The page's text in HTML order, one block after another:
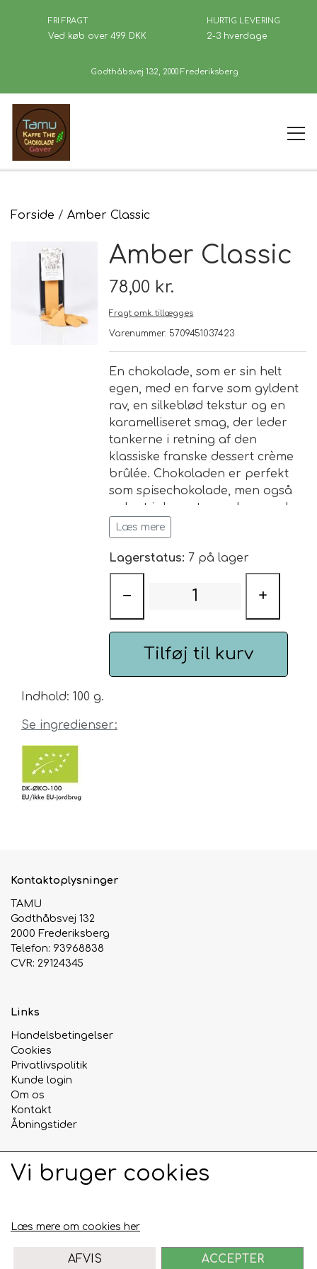
FRI FRAGT
Ved køb over 499 DKK
HURTIG LEVERING
2-3 hverdage
Godthåbsvej 132, 2000 Frederiksberg
Forside
Kaffe
Se Butikken
Brand
Te
Løsvægt teer
Sort Te
Grøn Te
Rooibush
Urte & Frugt teer
Husets Teblandinger
Chaplon Te
Kusmi Te
Nyheder
Åbningstider
Forside Amber Classic
Amber Classic
78,00 kr.
Fragt omk. tillægges
Varenummer: 5709451037423
En chokolade, som er sin helt
egen, med en farve som gyldent
rav, en silkeblød tekstur og en
karamelliseret smag, der leder
tankerne i retning af den
klassiske franske dessert crème
brûlée. Chokoladen er perfekt
som spisechokolade, men også
oplagt i desserter og bagværk.
Læs mere
Lagerstatus: 7 på lager
− +
Tilføj til kurv
Indhold: 100 g.
Se ingredienser:
Kontaktoplysninger
TAMU
Godthåbsvej 132
2000 Frederiksberg
Telefon: 93968838
CVR: 29124345
Links
Handelsbetingelser
Cookies
Privatlivspolitik
Kunde login
Om os
Kontakt
Åbningstider
Sociale medier
Vi bruger cookies
Læs mere om cookies her
AFVIS ACCEPTER